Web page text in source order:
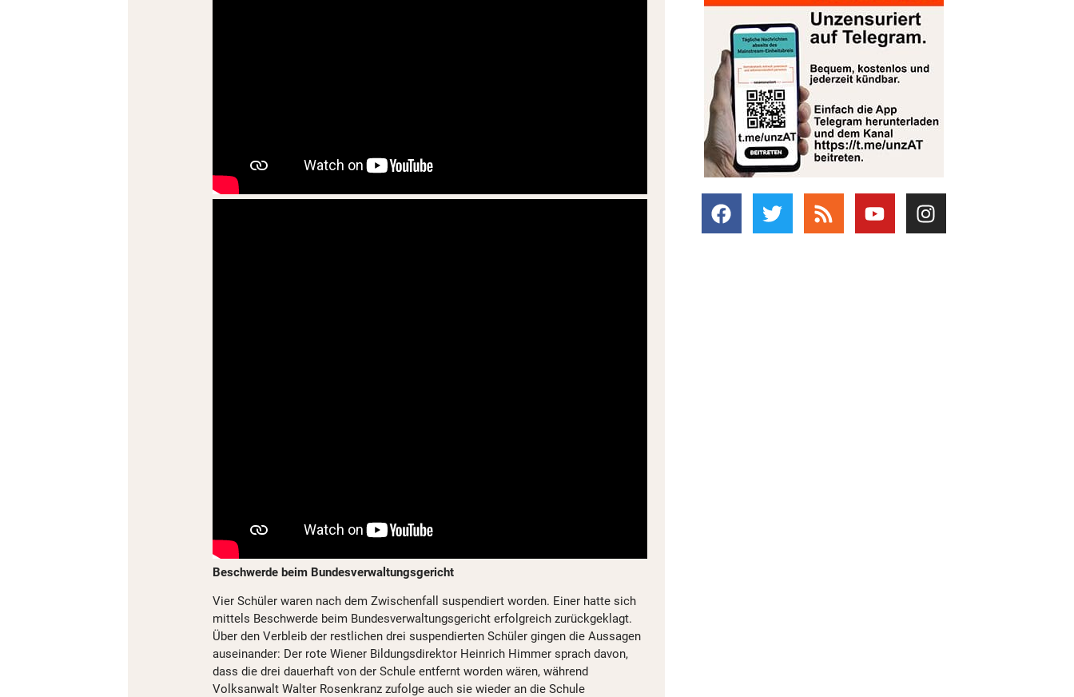
Beschwerde beim Bundesverwaltungsgericht
Vier Schüler waren nach dem Zwischenfall suspendiert worden. Einer hatte sich
mittels Beschwerde beim Bundesverwaltungsgericht erfolgreich zurückgeklagt.
Über den Verbleib der restlichen drei suspendierten Schüler gingen die Aussagen
auseinander: Der rote Wiener Bildungsdirektor Heinrich Himmer sprach davon,
dass die drei dauerhaft von der Schule entfernt worden wären, während
Volksanwalt Walter Rosenkranz zufolge auch sie wieder an die Schule